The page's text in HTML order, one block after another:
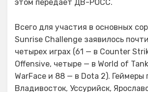
этом передает ДВ-РОСС.
Всего для участия в основных
Sunrise Challenge заявилось
четырех играх (61 — в Counter
Offensive, четыре — в World of
WarFace и 88 — в Dota 2).
Владивосток, Уссурийск,